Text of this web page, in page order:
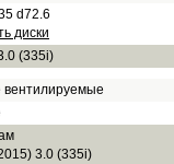
d72.6
диски
(335i)
вентилируемые
3.0 (335i)